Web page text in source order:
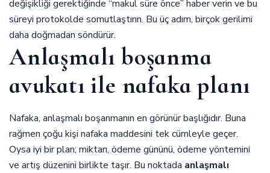
değişikliği gerektiğinde “makul süre önce” haber verin ve bu
süreyi protokolde somutlaştırın. Bu üç adım, birçok gerilimi
daha doğmadan söndürür.
Anlaşmalı boşanma
avukatı ile nafaka planı
Nafaka, anlaşmalı boşanmanın en görünür başlığıdır. Buna
rağmen çoğu kişi nafaka maddesini tek cümleyle geçer.
Oysa iyi bir plan; miktarı, ödeme gününü, ödeme yöntemini
ve artış düzenini birlikte taşır. Bu noktada anlaşmalı